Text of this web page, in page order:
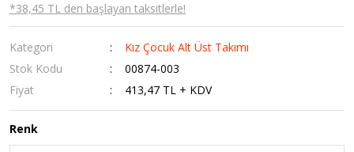
*38,45 TL den başlayan taksitlerle!
Kategori
Kız Çocuk Alt Üst Takımı
Stok Kodu
00874-003
Fiyat
413,47 TL + KDV
Renk